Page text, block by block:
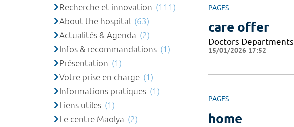
PAGES
care offer
Doctors Departments
15/01/2026 17:52
PAGES
home
Recherche et innovation (111)
About the hospital (63)
Actualités & Agenda (2)
Infos & recommandations (1)
Présentation (1)
Votre prise en charge (1)
Informations pratiques (1)
Liens utiles (1)
Le centre Maolya (2)